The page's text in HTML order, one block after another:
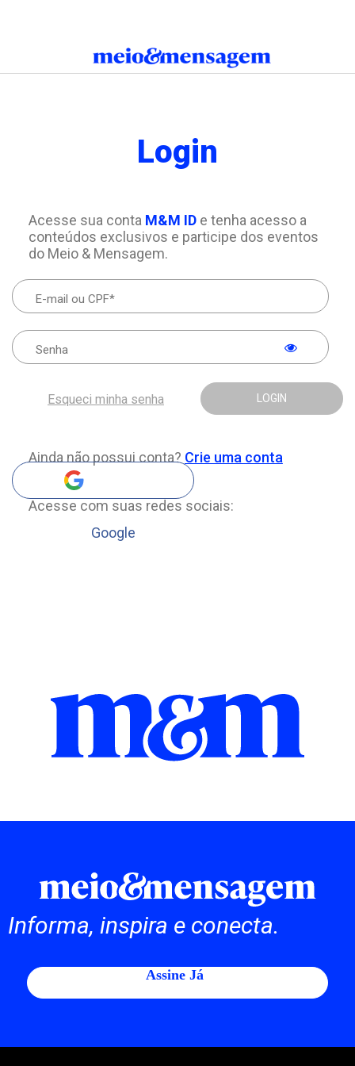
Login
Acesse sua conta M&M IDe tenha acesso a
conteúdos exclusivos e participe dos eventos
do Meio & Mensagem.
LOGIN
Esqueci minha senha
Ainda não possui conta? Crie uma conta
Acesse com suas redes sociais:
Google
Informa, inspira e conecta.
Assine Já